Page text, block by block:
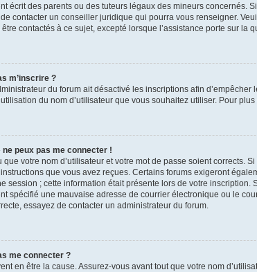
écrit des parents ou des tuteurs légaux des mineurs concernés.
contacter un conseiller juridique qui pourra vous renseigner.
contactés à ce sujet, excepté lorsque l’assistance porte sur
m’inscrire ?
du forum ait désactivé les inscriptions afin
du nom d’utilisateur que vous souhaitez utiliser. Pour
peux pas me connecter !
votre nom d’utilisateur et votre mot de passe soient corrects.
que vous avez reçues. Certains forums exigeront
session ; cette information était présente lors de votre
spécifié une mauvaise adresse de courrier électronique ou le
essayez de contacter un administrateur du forum.
me connecter ?
en être la cause. Assurez-vous avant tout que votre nom